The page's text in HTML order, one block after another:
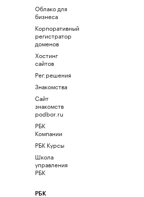
Облако для
бизнеса
Корпоративный
регистратор
доменов
Хостинг
сайтов
Рег.решения
Знакомства
Сайт
знакомств
podbor.ru
РБК
Компании
РБК Курсы
Школа
управления
РБК
РБК